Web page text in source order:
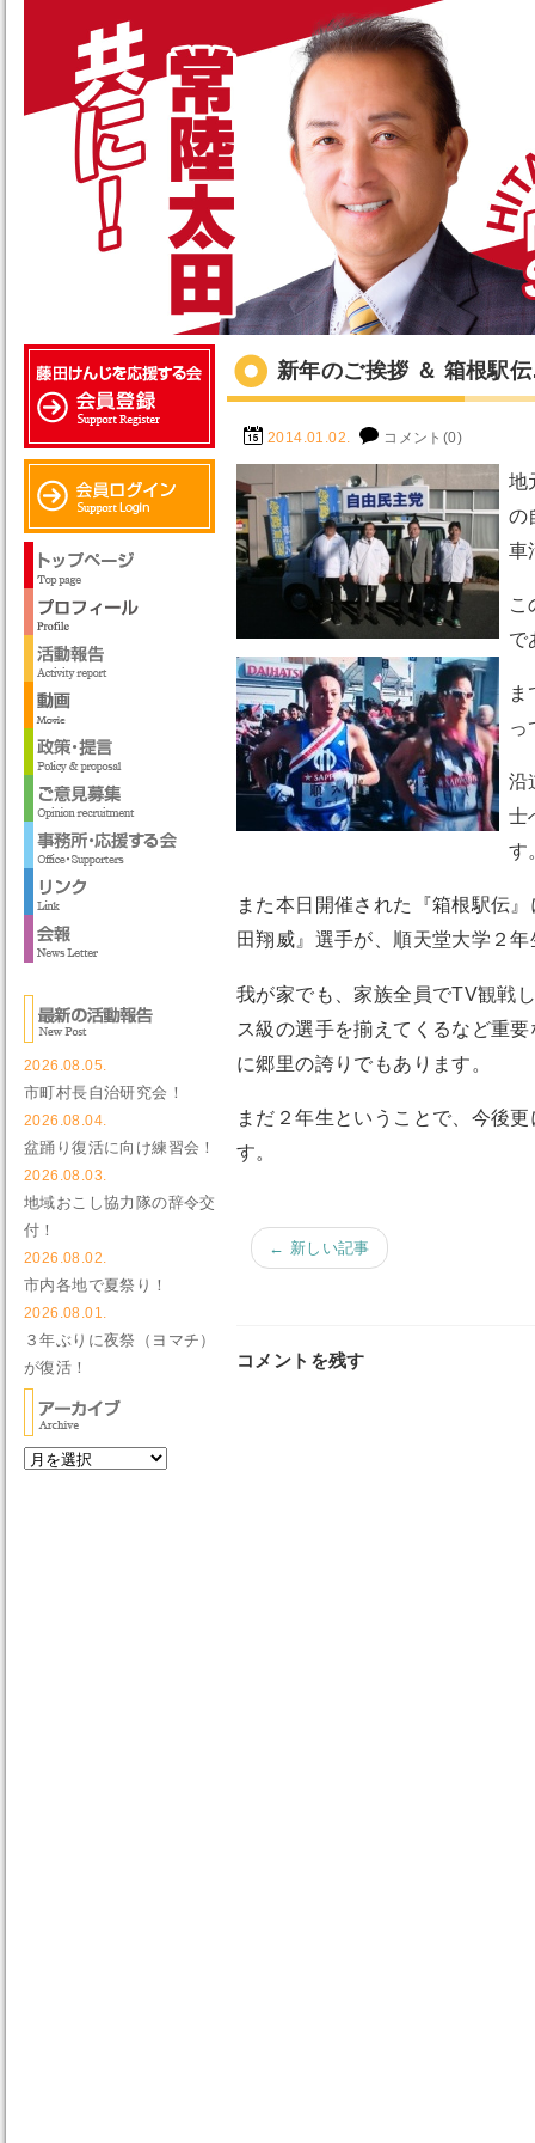
新年のご挨拶 ＆ 箱根駅
2014.01.02. コメント(0)
地
の
車
こ
で
っ
沿
士
す
また本日開催された『箱根駅伝
田翔威』選手が、順天堂大学２
我が家でも、家族全員でTV観戦
ス級の選手を揃えてくるなど重
に郷里の誇りでもあります。
まだ２年生ということで、今後
す。
← 新しい記事
コメントを残す
2026.08.05.
市町村長自治研究会！
2026.08.04.
盆踊り復活に向け練習会！
2026.08.03.
地域おこし協力隊の辞令交
付！
2026.08.02.
市内各地で夏祭り！
2026.08.01.
３年ぶりに夜祭（ヨマチ）
が復活！